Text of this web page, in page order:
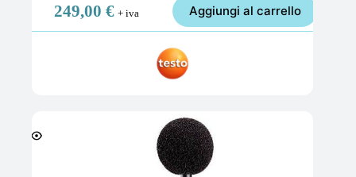
249,00 € + iva Aggiungi al carrello